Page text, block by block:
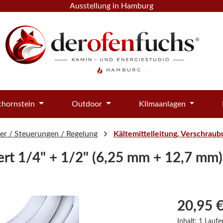
Ausstellung in Hamburg
Outdoor Klimaanlagen
/ Steuerungen / Regelung Kältemittelleitung,
1/4" + 1/2" (6,25 mm + 12,7 mm)
Regulärer
20,95